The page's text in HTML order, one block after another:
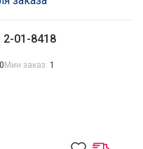
01-8418
Мин заказ: 1